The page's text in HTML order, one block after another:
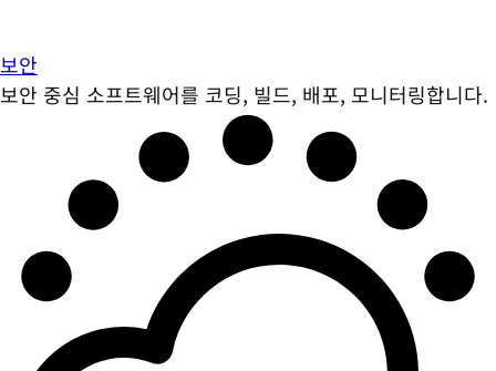
보안
보안 중심 소프트웨어를 코딩, 빌드, 배포, 모니터링합니다.